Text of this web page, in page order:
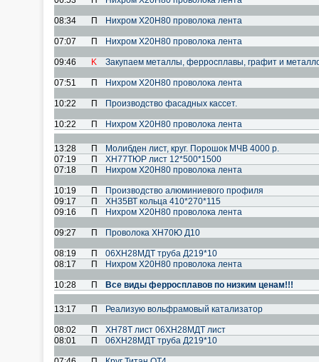
08:34 П Нихром Х20Н80 проволока лента
07:07 П Нихром Х20Н80 проволока лента
09:46 K Закупаем металлы, ферросплавы, графит и
07:51 П Нихром Х20Н80 проволока лента
10:22 П Производство фасадных кассет.
10:22 П Нихром Х20Н80 проволока лента
13:28 П
Молибден лист, круг. Порошок МЧВ 4000 р.
07:19
П
ХН77ТЮР лист 12*500*1500
07:18
П Нихром Х20Н80 проволока лента
10:19 П
Производство алюминиевого профиля
09:17
П
ХН35ВТ кольца 410*270*115
09:16
П Нихром Х20Н80 проволока лента
09:27 П Проволока ХН70Ю Д10
08:19 П
06ХН28МДТ труба Д219*10
08:17
П Нихром Х20Н80 проволока лента
10:28 П Все виды ферросплавов по низким ценам!!!
13:17 П Реализую вольфрамовый катализатор
08:02 П
ХН78Т лист 06ХН28МДТ лист
08:01
П 06ХН28МДТ труба Д219*10